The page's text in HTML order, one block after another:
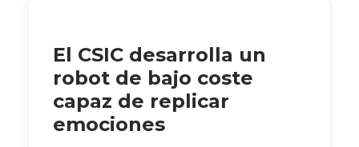
El CSIC desarrolla un
robot de bajo coste
capaz de replicar
emociones